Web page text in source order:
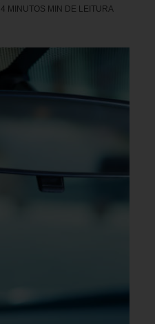
4 MINUTOS MIN DE LEITURA